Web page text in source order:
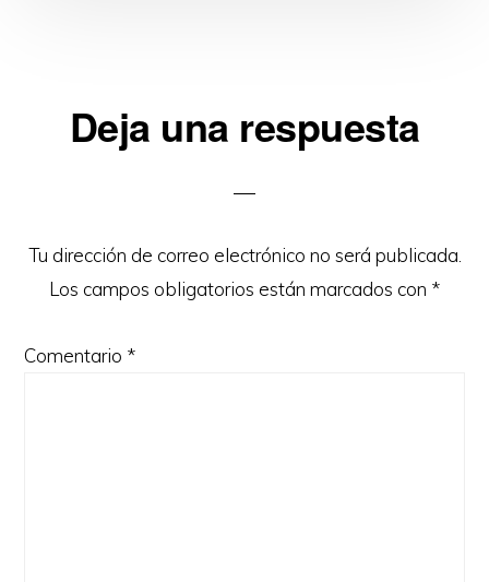
Interacciones
lectores
Deja una respuesta
Tu dirección de correo electrónico no será publicada.
Los campos obligatorios están marcados con *
Comentario *